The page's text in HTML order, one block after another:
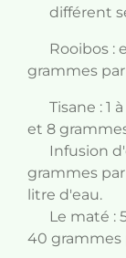
différent
Rooibos :
grammes
Tisane : 1
et 8
Infusion
grammes
litre d'eau.
Le maté : 5
40 grammes